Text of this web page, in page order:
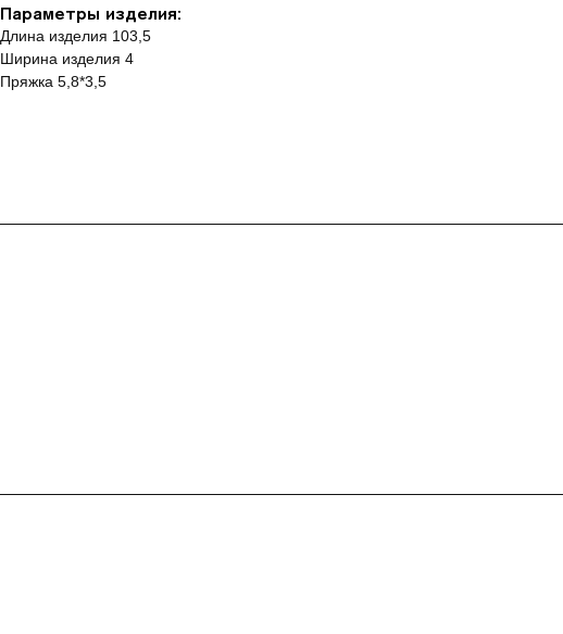
Параметры изделия:
Длина изделия 103,5
Ширина изделия 4
Пряжка 5,8*3,5